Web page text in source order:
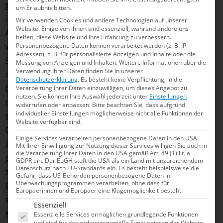
genannt. So eine Zeit braucht man, um
international konkurrenzfähig sein zu können.
Aber ich will natürlich gern noch etwas schneller
werden in den kommenden Wochen“, sagte
Salchow, der seit anderthalb Jahren in Australien
mit den dortigen Topstars trainiert. Im 50m-Sprint
blieb ihm trotz neuer Bestzeit (22,06) dann aber
nur DM-Rang zwei, mit 21,90 Sekunden sicherte
sichArtem Selin(SC Wiesbaden) Titel und
Olympiaticket. „Seit drei Jahren bin ich solchen
Zeiten immer nur hinterhergerannt. Umso
glücklicher bin ich jetzt, dass ich sie nun wieder
zeigen konnte“, meinte der Junioren-
Europameister von 2019, der seit Jahresbeginn
sein Gewicht um rund zehn Prozent auf 90
Kilogramm reduziert hatte.
um Erlaubnis bitten.
Wir verwenden Cookies und andere Technologien auf unserer
Website. Einige von ihnen sind essenziell, während andere uns
helfen, diese Website und Ihre Erfahrung zu verbessern.
Personenbezogene Daten können verarbeitet werden (z. B. IP-
Adressen), z. B. für personalisierte Anzeigen und Inhalte oder die
Messung von Anzeigen und Inhalten.Weitere Informationen über die
Verwendung Ihrer Daten finden Sie in unserer
Datenschutzerklärung. Es besteht keine Verpflichtung, in die
Verarbeitung Ihrer Daten einzuwilligen, um dieses Angebot zu
nutzen.Sie können Ihre Auswahl jederzeit unter Einstellungen
widerrufen oder anpassen. Bitte beachten Sie, dass aufgrund
individueller Einstellungen möglicherweise nicht alle Funktionen der
Website verfügbar sind.
Einige Services verarbeiten personenbezogene Daten in den USA.
Mit Ihrer Einwilligung zur Nutzung dieser Services willigen Sie auch in
die Verarbeitung Ihrer Daten in den USA gemäß Art. 49 (1) lit. a
GDPR ein. Der EuGH stuft die USA als ein Land mit unzureichendem
Datenschutz nach EU-Standards ein. Es besteht beispielsweise die
Gefahr, dass US-Behörden personenbezogene Daten in
Überwachungsprogrammen verarbeiten, ohne dass für
Europäerinnen und Europäer eine Klagemöglichkeit besteht.
Es folgt eine Liste der Service-Gruppen, für die
Essenziell
Essenzielle Services ermöglichen grundlegende Funktionen